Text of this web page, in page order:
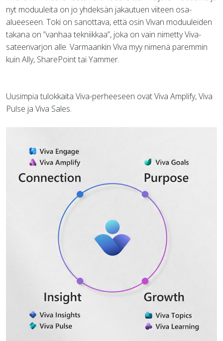
nyt moduuleita on jo yhdeksän jakautuen viiteen osa-
alueeseen. Toki on sanottava, että osin Vivan moduuleiden
takana on ”vanhaa tekniikkaa”, joka on vain nimetty Viva-
sateenvarjon alle. Varmaankin Viva myy nimenä paremmin
kuin Ally, SharePoint tai Yammer.
Uusimpia tulokkaita Viva-perheeseen ovat Viva Amplify, Viva
Pulse ja Viva Sales.